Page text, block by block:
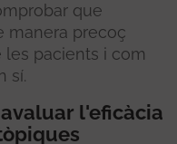
que
manera precoç
pacients i com
sí.
l'eficàcia